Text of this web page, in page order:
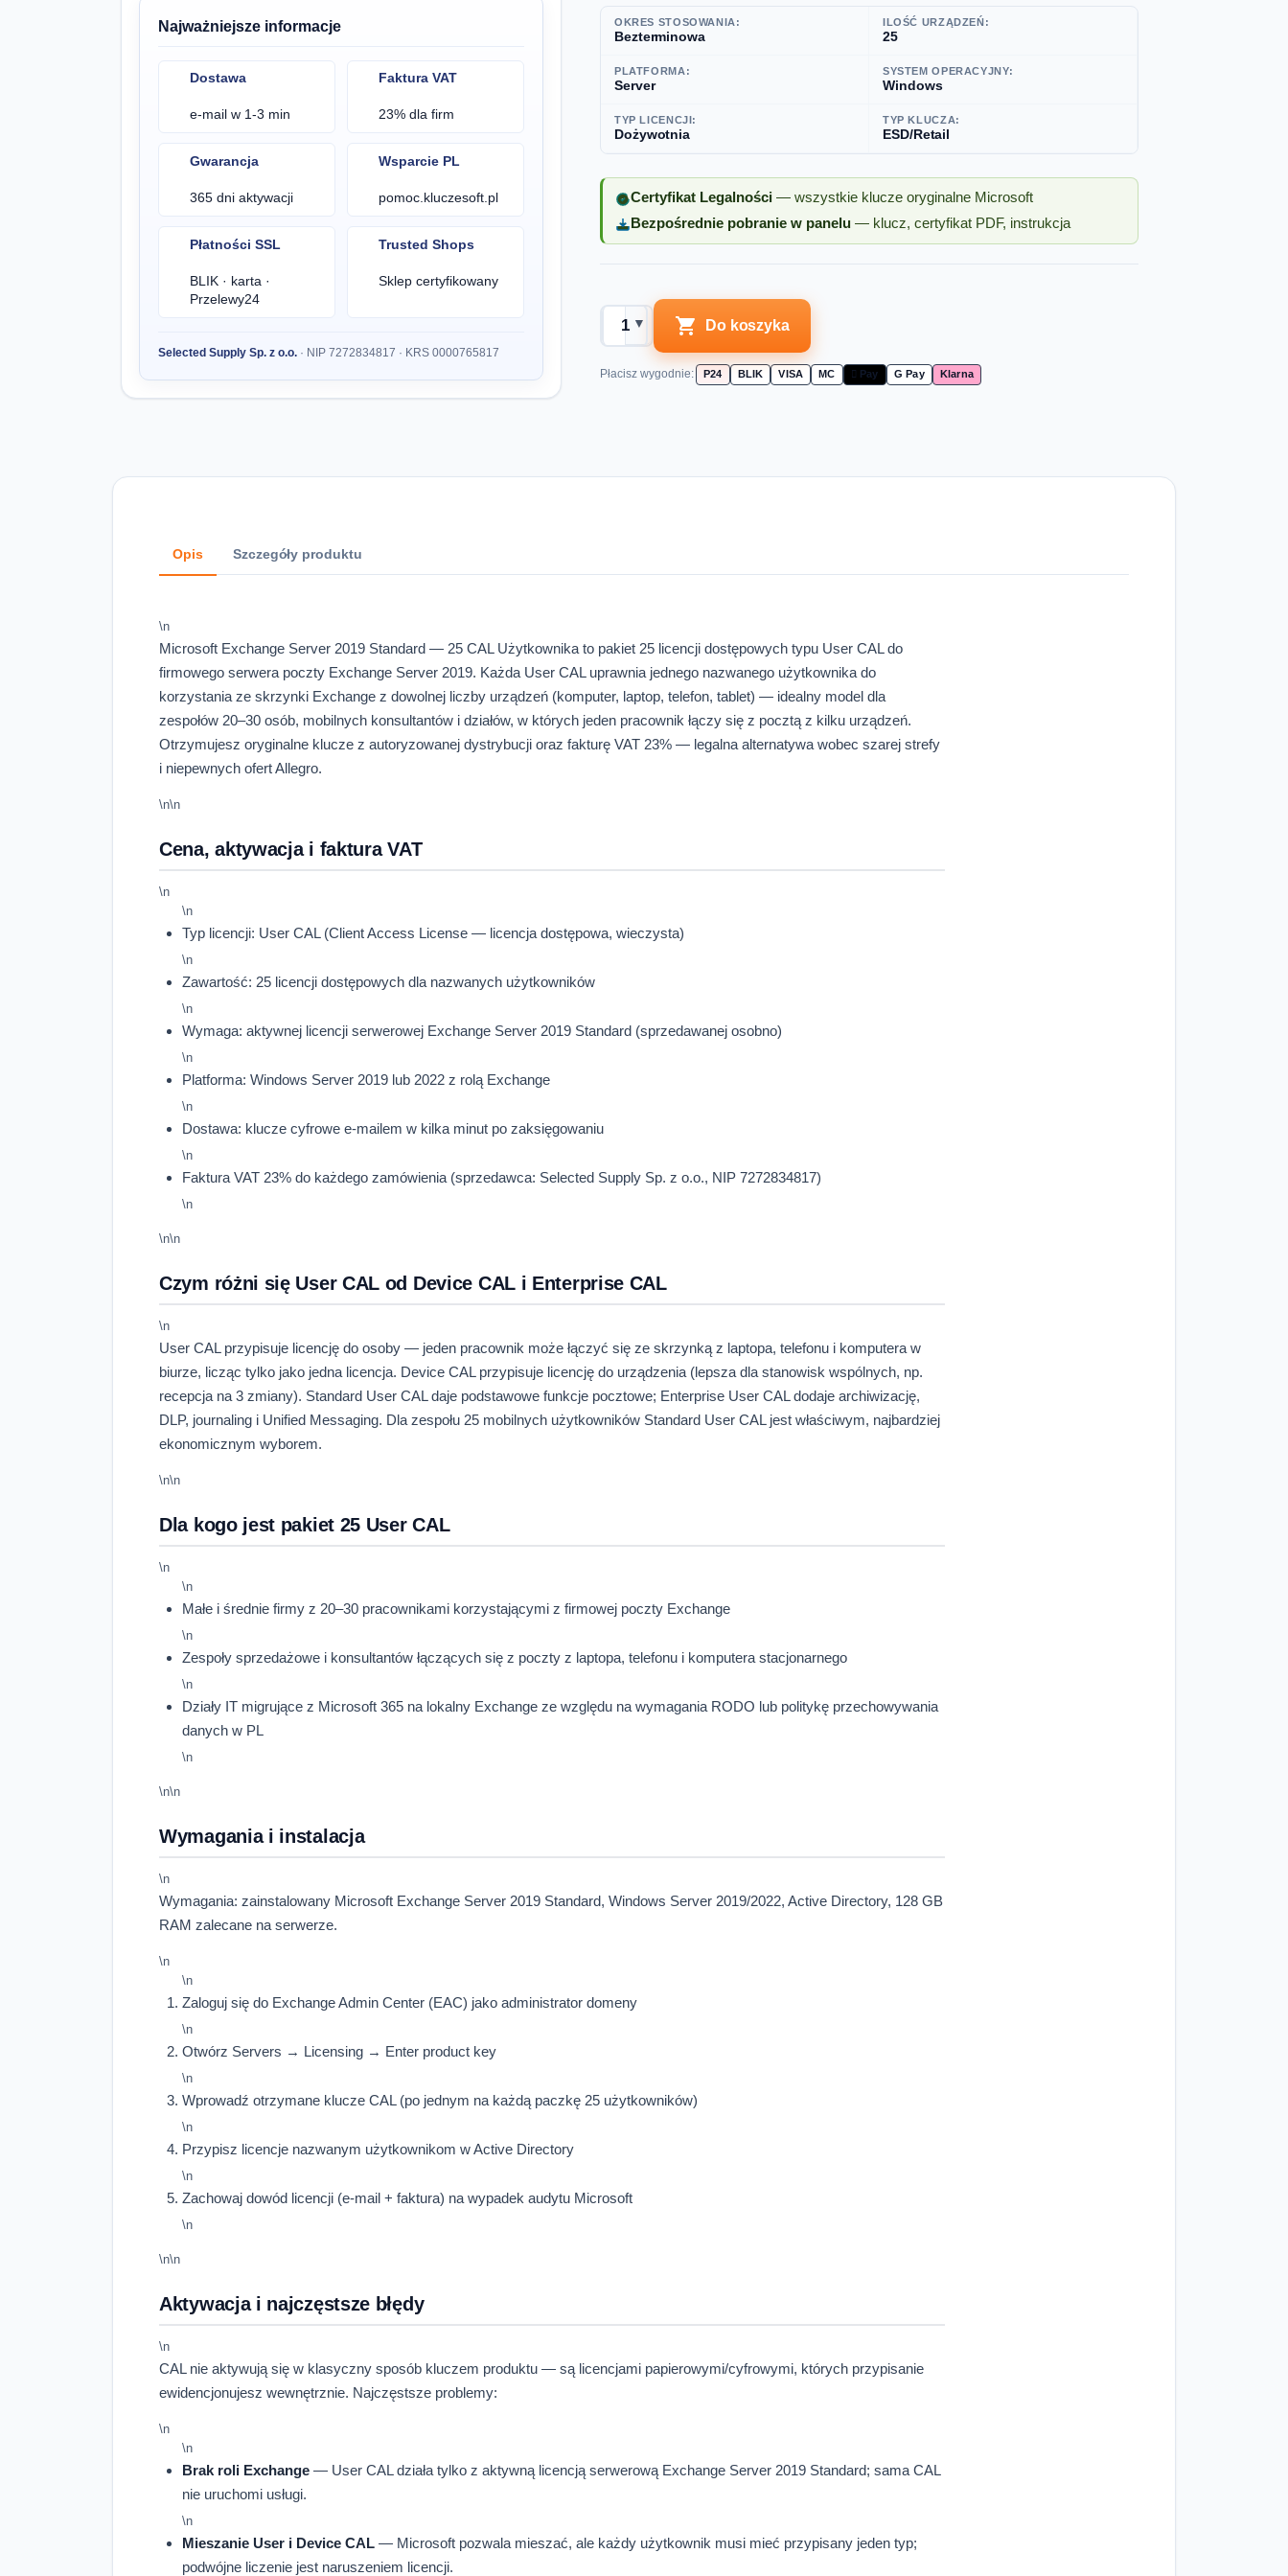
Najważniejsze informacje
Dostawa
e-mail w 1-3 min
Faktura VAT
23% dla firm
Gwarancja
365 dni aktywacji
Wsparcie PL
pomoc.kluczesoft.pl
Płatności SSL
BLIK · karta ·
Przelewy24
Trusted Shops
Sklep certyfikowany
Selected Supply Sp. z o.o. · NIP 7272834817 · KRS 0000765817
Certyfikat Legalności — wszystkie klucze oryginalne Microsoft
Bezpośrednie pobranie w panelu — klucz, certyfikat PDF, instrukcja
OKRES STOSOWANIA:
Bezterminowa
ILOŚĆ URZĄDZEŃ:
25
PLATFORMA:
Server
SYSTEM OPERACYJNY:
Windows
TYP LICENCJI:
Dożywotnia
TYP KLUCZA:
ESD/Retail
▲
▼  Do koszyka
Płacisz wygodnie: P24 BLIK VISA MC  Pay G Pay Klarna
Opis Szczegóły produktu
\n
Microsoft Exchange Server 2019 Standard — 25 CAL Użytkownika to pakiet 25 licencji dostępowych typu User CAL do
firmowego serwera poczty Exchange Server 2019. Każda User CAL uprawnia jednego nazwanego użytkownika do
korzystania ze skrzynki Exchange z dowolnej liczby urządzeń (komputer, laptop, telefon, tablet) — idealny model dla
zespołów 20–30 osób, mobilnych konsultantów i działów, w których jeden pracownik łączy się z pocztą z kilku urządzeń.
Otrzymujesz oryginalne klucze z autoryzowanej dystrybucji oraz fakturę VAT 23% — legalna alternatywa wobec szarej strefy
i niepewnych ofert Allegro.
\n\n
Cena, aktywacja i faktura VAT
\n
\n
Typ licencji: User CAL (Client Access License — licencja dostępowa, wieczysta)
\n
Zawartość: 25 licencji dostępowych dla nazwanych użytkowników
\n
Wymaga: aktywnej licencji serwerowej Exchange Server 2019 Standard (sprzedawanej osobno)
\n
Platforma: Windows Server 2019 lub 2022 z rolą Exchange
\n
Dostawa: klucze cyfrowe e-mailem w kilka minut po zaksięgowaniu
\n
Faktura VAT 23% do każdego zamówienia (sprzedawca: Selected Supply Sp. z o.o., NIP 7272834817)
\n
\n\n
Czym różni się User CAL od Device CAL i Enterprise CAL
\n
User CAL przypisuje licencję do osoby — jeden pracownik może łączyć się ze skrzynką z laptopa, telefonu i komputera w
biurze, licząc tylko jako jedna licencja. Device CAL przypisuje licencję do urządzenia (lepsza dla stanowisk wspólnych, np.
recepcja na 3 zmiany). Standard User CAL daje podstawowe funkcje pocztowe; Enterprise User CAL dodaje archiwizację,
DLP, journaling i Unified Messaging. Dla zespołu 25 mobilnych użytkowników Standard User CAL jest właściwym, najbardziej
ekonomicznym wyborem.
\n\n
Dla kogo jest pakiet 25 User CAL
\n
\n
Małe i średnie firmy z 20–30 pracownikami korzystającymi z firmowej poczty Exchange
\n
Zespoły sprzedażowe i konsultantów łączących się z poczty z laptopa, telefonu i komputera stacjonarnego
\n
Działy IT migrujące z Microsoft 365 na lokalny Exchange ze względu na wymagania RODO lub politykę przechowywania
danych w PL
\n
\n\n
Wymagania i instalacja
\n
Wymagania: zainstalowany Microsoft Exchange Server 2019 Standard, Windows Server 2019/2022, Active Directory, 128 GB
RAM zalecane na serwerze.
\n
\n
Zaloguj się do Exchange Admin Center (EAC) jako administrator domeny
\n
Otwórz Servers → Licensing → Enter product key
\n
Wprowadź otrzymane klucze CAL (po jednym na każdą paczkę 25 użytkowników)
\n
Przypisz licencje nazwanym użytkownikom w Active Directory
\n
Zachowaj dowód licencji (e-mail + faktura) na wypadek audytu Microsoft
\n
\n\n
Aktywacja i najczęstsze błędy
\n
CAL nie aktywują się w klasyczny sposób kluczem produktu — są licencjami papierowymi/cyfrowymi, których przypisanie
ewidencjonujesz wewnętrznie. Najczęstsze problemy:
\n
\n
Brak roli Exchange — User CAL działa tylko z aktywną licencją serwerową Exchange Server 2019 Standard; sama CAL
nie uruchomi usługi.
\n
Mieszanie User i Device CAL — Microsoft pozwala mieszać, ale każdy użytkownik musi mieć przypisany jeden typ;
podwójne liczenie jest naruszeniem licencji.